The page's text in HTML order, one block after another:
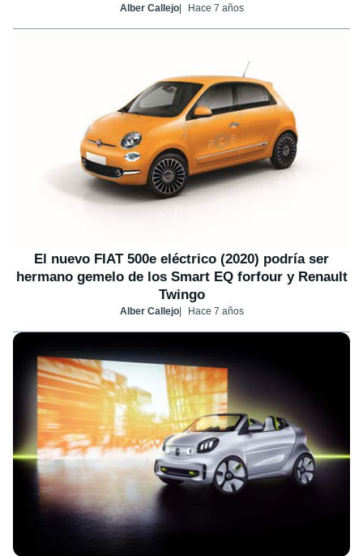
Alber Callejo Hace 7 años
El nuevo FIAT 500e eléctrico (2020) podría ser
hermano gemelo de los Smart EQ forfour y Renault
Twingo
Alber Callejo Hace 7 años